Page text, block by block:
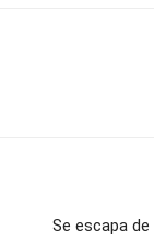
Se escapa